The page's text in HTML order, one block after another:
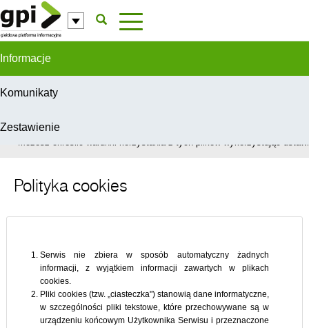
Przejdź do komentarzy
Informacje
Komunikaty
Zestawienie
W celu świadczenia usług na najwyższym poziomie, serwis GPI
Możesz określić warunki korzystania z tych plików wykorzystując
Polityka cookies
Serwis nie zbiera w sposób automatyczny żadnych
informacji, z wyjątkiem informacji zawartych w plikach
cookies.
Pliki cookies (tzw. „ciasteczka") stanowią dane informatyczne,
w szczególności pliki tekstowe, które przechowywane są w
urządzeniu końcowym Użytkownika Serwisu i przeznaczone